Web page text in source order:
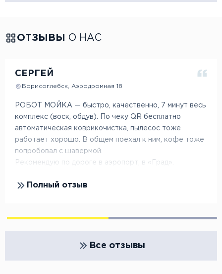
ОТЗЫВЫ О НАС
СЕРГЕЙ
Борисоглебск, Аэродромная 18
РОБОТ МОЙКА — быстро, качественно, 7 минут весь
комплекс (воск, обдув). По чеку QR бесплатно
автоматическая коврикочистка, пылесос тоже
работает хорошо. В общем поехал к ним, кофе тоже
попробовал с шавермой.
Рекомендую по дороге в аэропорт, в «Град».
Полный отзыв
Все отзывы